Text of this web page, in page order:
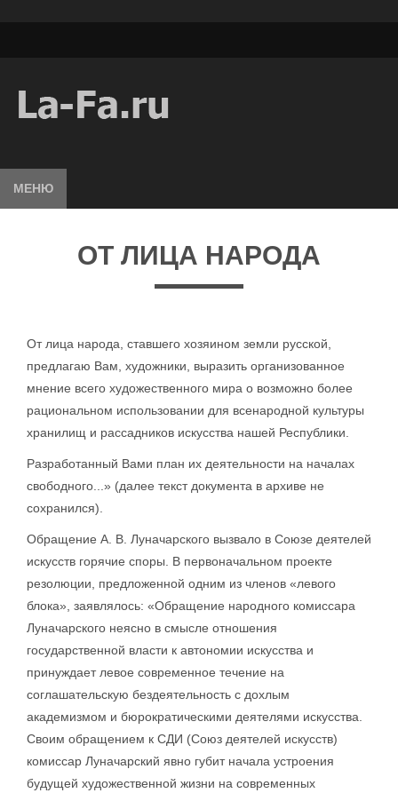
МЕНЮ
ОТ ЛИЦА НАРОДА
От лица народа, ставшего хозяином земли русской,
предлагаю Вам, художники, выразить организованное
мнение всего художественного мира о возможно более
рациональном использовании для всенародной культуры
хранилищ и рассадников искусства нашей Республики.
Разработанный Вами план их деятельности на началах
свободного...» (далее текст документа в архиве не
сохранился).
Обращение А. В. Луначарского вызвало в Союзе деятелей
искусств горячие споры. В первоначальном проекте
резолюции, предложенной одним из членов «левого
блока», заявлялось: «Обращение народного комиссара
Луначарского неясно в смысле отношения
государственной власти к автономии искусства и
принуждает левое современное течение на
соглашательскую бездеятельность с дохлым
академизмом и бюрократическими деятелями искусства.
Своим обращением к СДИ (Союз деятелей искусств)
комиссар Луначарский явно губит начала устроения
будущей художественной жизни на современных